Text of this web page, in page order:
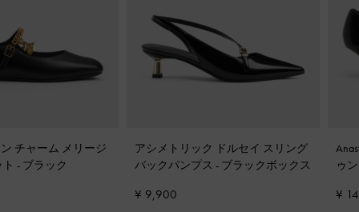
チャーム メリージ
- ブラック
アシメトリック ドルセイ スリング
バックパンプス - ブラックボックス
¥ 9,900
ゥ
¥